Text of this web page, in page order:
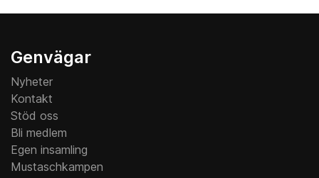
Genvägar
Nyheter
Kontakt
Stöd oss
Bli medlem
Egen insamling
Mustaschkampen